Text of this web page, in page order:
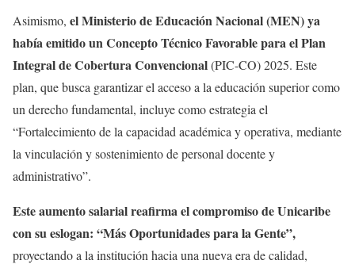
Asimismo, el Ministerio de Educación Nacional (MEN) ya
había emitido un Concepto Técnico Favorable para el Plan
Integral de Cobertura Convencional(PIC-CO) 2025. Este
plan, que busca garantizar el acceso a la educación superior como
un derecho fundamental, incluye como estrategia el
“Fortalecimiento de la capacidad académica y operativa, mediante
la vinculación y sostenimiento de personal docente y
administrativo”.
Este aumento salarial reafirma el compromiso de Unicaribe
con su eslogan: “Más Oportunidades para la Gente”,
proyectando a la institución hacia una nueva era de calidad,